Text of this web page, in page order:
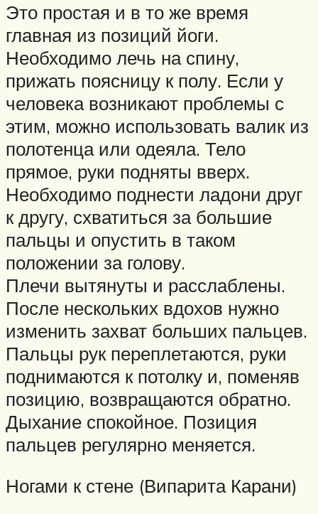
Это простая и в то же время
главная из позиций йоги.
Необходимо лечь на спину,
прижать поясницу к полу. Если у
человека возникают проблемы с
этим, можно использовать валик из
полотенца или одеяла. Тело
прямое, руки подняты вверх.
Необходимо поднести ладони друг
к другу, схватиться за большие
пальцы и опустить в таком
положении за голову.
Плечи вытянуты и расслаблены.
После нескольких вдохов нужно
изменить захват больших пальцев.
Пальцы рук переплетаются, руки
поднимаются к потолку и, поменяв
позицию, возвращаются обратно.
Дыхание спокойное. Позиция
пальцев регулярно меняется.
Ногами к стене (Випарита Карани)